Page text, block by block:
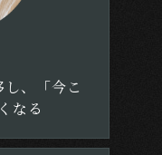
、「今こ
なる